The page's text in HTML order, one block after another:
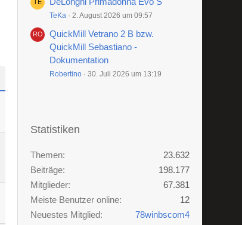
TeKa 2. August 2026 um 09:57
QuickMill Vetrano 2 B bzw.
QuickMill Sebastiano -
Dokumentation
Robertino 30. Juli 2026 um 13:19
Statistiken
Themen
23.632
Beiträge
198.177
Mitglieder
67.381
Meiste Benutzer online
12
Neuestes Mitglied
78winbscom4